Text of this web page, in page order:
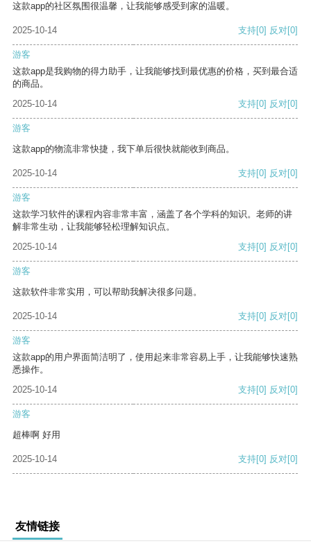
这款app的社区氛围很温馨，让我能够感受到家的温暖。
2025-10-14 支持[0] 反对[0]
游客
这款app是我购物的得力助手，让我能够找到最优惠的价格，买到最合适
的商品。
2025-10-14
支持[0] 反对[0]
游客
这款app的物流非常快捷，我下单后很快就能收到商品。
2025-10-14 支持[0] 反对[0]
游客
这款学习软件的课程内容非常丰富，涵盖了各个学科的知识。老师的讲
解非常生动，让我能够轻松理解知识点。
2025-10-14
支持[0] 反对[0]
游客
这款软件非常实用，可以帮助我解决很多问题。
2025-10-14 支持[0] 反对[0]
游客
这款app的用户界面简洁明了，使用起来非常容易上手，让我能够快速熟
悉操作。
2025-10-14
支持[0] 反对[0]
游客
超棒啊 好用
2025-10-14 支持[0] 反对[0]
友情链接